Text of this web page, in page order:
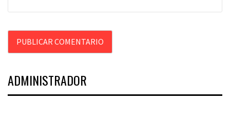
ADMINISTRADOR